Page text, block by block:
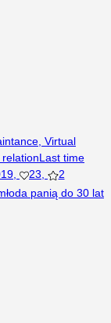
, Virtual
Last time
, 23,
2
panią do 30 lat